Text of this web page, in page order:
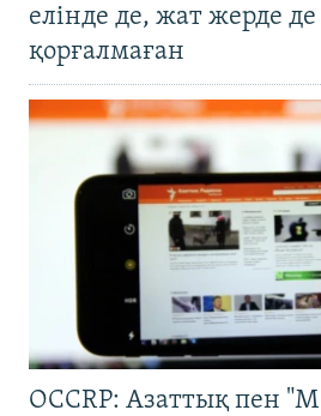
елінде де, жат жерде
қорғалмаған
OCCRP: Азаттық пен